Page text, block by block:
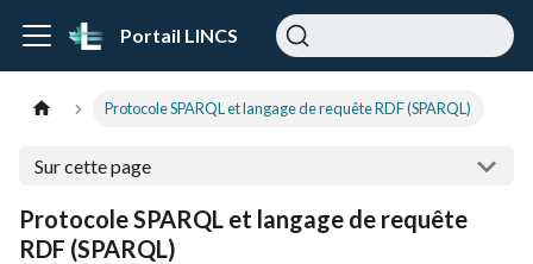
Portail LINCS
Protocole SPARQL et langage de requête RDF (SPARQL)
Sur cette page
Protocole SPARQL et langage de requête
RDF (SPARQL)